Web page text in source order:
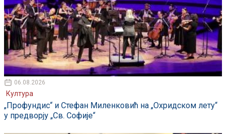
06.08.2026
Култура
„Профундис“ и Стефан Миленковић на „Охридском лету“
у предворју „Св. Софије“